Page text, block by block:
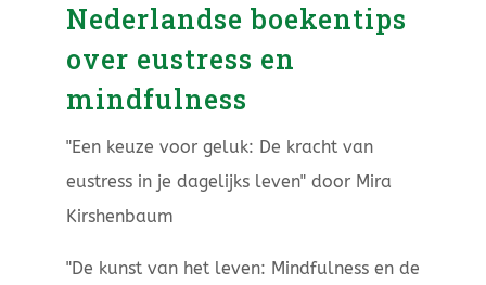
Nederlandse boekentips
over eustress en
mindfulness
"Een keuze voor geluk: De kracht van
eustress in je dagelijks leven" door Mira
Kirshenbaum
"De kunst van het leven: Mindfulness en de